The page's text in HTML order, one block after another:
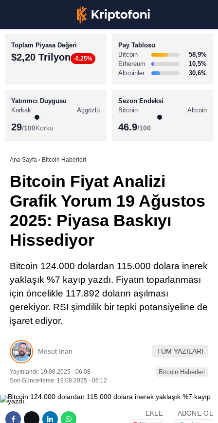
Youtube
TikTok
Pinterest
Telegram
BİTCOİN HABERLERİ
ALTCOİN HABERLERİ
SÖZLÜK
Toplam Piyasa Değeri
$2,20 Trilyon -0.25%
Pay Tablosu
Bitcoin
58,9%
Ethereum
10,5%
Altcoinler
30,6%
Yatırımcı Duygusu
Korkak
Açgözlü
29/100Korku
Sezon Endeksi
Bitcoin
Altcoin
46.9/100
Ana Sayfa › Bitcoin Haberleri
Bitcoin Fiyat Analizi
Grafik Yorum 19 Ağustos
2025: Piyasa Baskıyı
Hissediyor
Bitcoin 124.000 dolardan 115.000 dolara inerek
yaklaşık %7 kayıp yazdı. Fiyatın toparlanması
için öncelikle 117.892 doların aşılması
gerekiyor. RSI şimdilik bir tepki potansiyeline de
işaret ediyor.
Mesut İnan TÜM YAZILARI
Yayınlandı: 19.08.2025 - 06:08
Son Güncelleme: 19.08.2025 - 06:12
Bitcoin Haberleri
EKLE ABONE OL